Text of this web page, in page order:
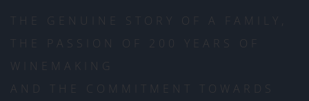
THE GENUINE STORY OF A FAMILY,
THE PASSION OF 200 YEARS OF
WINEMAKING
AND THE COMMITMENT TOWARDS